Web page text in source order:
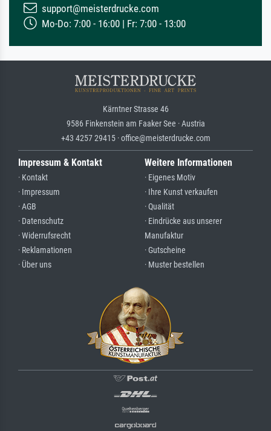
support@meisterdrucke.com
Mo-Do: 7:00 - 16:00 | Fr: 7:00 - 13:00
Kärntner Strasse 46
9586 Finkenstein am Faaker See · Austria
+43 4257 29415 · office@meisterdrucke.com
Impressum & Kontakt
· Kontakt
· Impressum
· AGB
· Datenschutz
· Widerrufsrecht
· Reklamationen
· Über uns
Weitere Informationen
· Eigenes Motiv
· Ihre Kunst verkaufen
· Qualität
· Eindrücke aus unserer
Manufaktur
· Gutscheine
· Muster bestellen